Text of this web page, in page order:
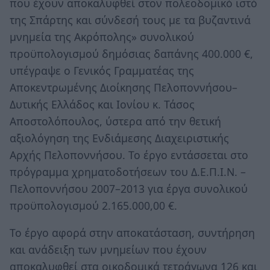
της Σπάρτης και σύνδεσή τους με τα βυζαντινά
μνημεία της Ακρόπολης» συνολικού
προϋπολογισμού δημόσιας δαπάνης 400.000 €,
υπέγραψε ο Γενικός Γραμματέας της
Αποκεντρωμένης Διοίκησης Πελοποννήσου–
Δυτικής Ελλάδος και Ιονίου κ. Τάσος
Αποστολόπουλος, ύστερα από την θετική
αξιολόγηση της Ενδιάμεσης Διαχειριστικής
Αρχής Πελοποννήσου. Το έργο εντάσσεται στο
πρόγραμμα χρηματοδοτήσεων του Δ.Ε.Π.Ι.Ν. –
Πελοποννήσου 2007–2013 για έργα συνολικού
προϋπολογισμού 2.165.000,00 €.
Το έργο αφορά στην αποκατάσταση, συντήρηση
και ανάδειξη των μνημείων που έχουν
αποκαλυφθεί στα οικοδομικά τετράγωνα 126 και